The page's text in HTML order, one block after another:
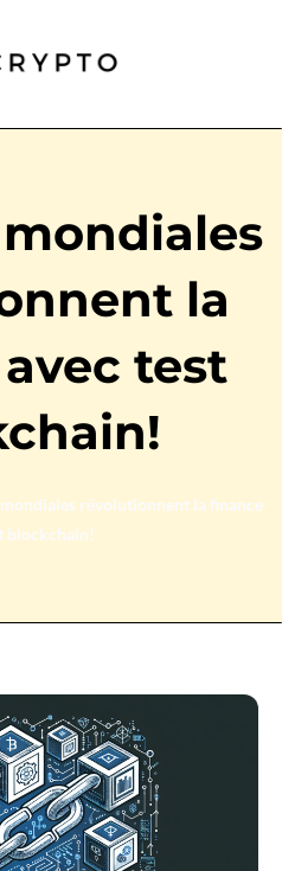
la
test
révolutionnent la finance
blockchain!